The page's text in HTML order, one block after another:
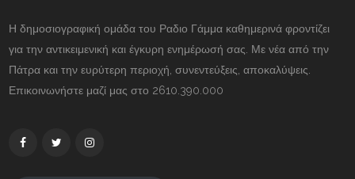
Η δημοσιογραφική ομάδα του Ραδιο Γάμμα καθημερινά φροντίζει
για την αντικειμενική και έγκυρη ενημέρωσή σας. Με νέα από την
Πάτρα και την ευρύτερη περιοχή, συνεντεύξεις, αποκαλύψεις.
Επικοινωνήστε μαζί μας στο 2610.390.000